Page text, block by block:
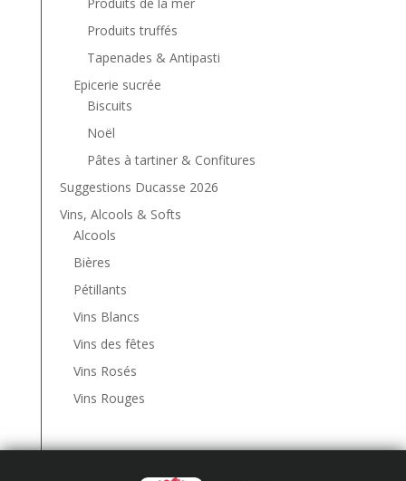
Produits de la mer
Produits truffés
Tapenades & Antipasti
Epicerie sucrée
Biscuits
Noël
Pâtes à tartiner & Confitures
Suggestions Ducasse 2026
Vins, Alcools & Softs
Alcools
Bières
Pétillants
Vins Blancs
Vins des fêtes
Vins Rosés
Vins Rouges